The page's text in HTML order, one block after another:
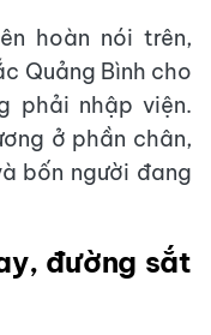
hoàn nói trên,
Quảng Bình cho
phải nhập viện.
ở phần chân,
bốn người đang
đường sắt